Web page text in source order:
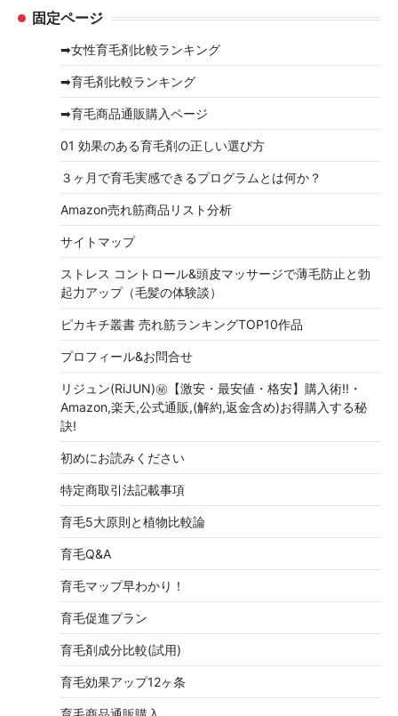
カ 固定ページ
➡女性育毛剤比較ランキング
➡育毛剤比較ランキング
➡育毛商品通販購入ページ
01 効果のある育毛剤の正しい選び方
３ヶ月で育毛実感できるプログラムとは何か？
Amazon売れ筋商品リスト分析
サイトマップ
ストレス コントロール&頭皮マッサージで薄毛防止と勃
起力アップ（毛髪の体験談）
ピカキチ叢書 売れ筋ランキングTOP10作品
プロフィール&お問合せ
リジュン(RiJUN)㊙【激安・最安値・格安】購入術!!・
Amazon,楽天,公式通販,(解約,返金含め)お得購入する秘
訣!
初めにお読みください
特定商取引法記載事項
育毛5大原則と植物比較論
育毛Q&A
育毛マップ早わかり！
育毛促進プラン
育毛剤成分比較(試用)
育毛効果アップ12ヶ条